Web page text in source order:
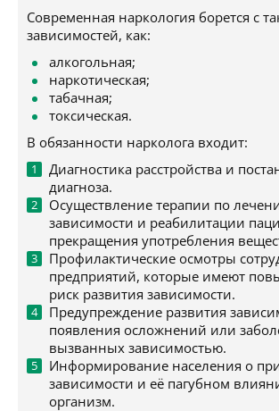
Современная наркология борется с
зависимостей, как:
алкогольная;
наркотическая;
табачная;
токсическая.
В обязанности нарколога входит:
Диагностика расстройства и
диагноза.
Осуществление терапии по
зависимости и реабилитации
прекращения употребления
Профилактические осмотры
предприятий, которые имеют
риск развития зависимости.
Предупреждение развития
появления осложнений или
вызванных зависимостью.
Информирование населения о
зависимости и её пагубном
организм.